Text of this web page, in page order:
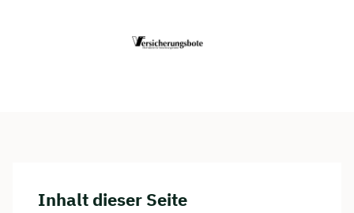
Inhalt dieser Seite